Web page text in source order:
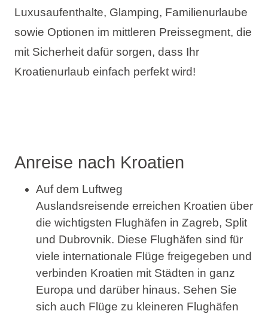
Marken
Ami Loyalty Programm
Luxusaufenthalte, Glamping, Familienurlaube
sowie Optionen im mittleren Preissegment, die
mit Sicherheit dafür sorgen, dass Ihr
Kroatienurlaub einfach perfekt wird!
Anreise nach Kroatien
Auf dem Luftweg
Auslandsreisende erreichen Kroatien über
die wichtigsten Flughäfen in Zagreb, Split
und Dubrovnik. Diese Flughäfen sind für
viele internationale Flüge freigegeben und
verbinden Kroatien mit Städten in ganz
Europa und darüber hinaus. Sehen Sie
sich auch Flüge zu kleineren Flughäfen